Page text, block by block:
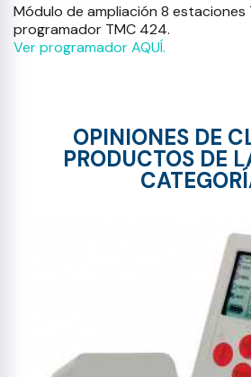
Módulo de ampliación 8 estaciones
programador TMC 424.
Ver programador AQUÍ.
OPINIONES DE
PRODUCTOS DE